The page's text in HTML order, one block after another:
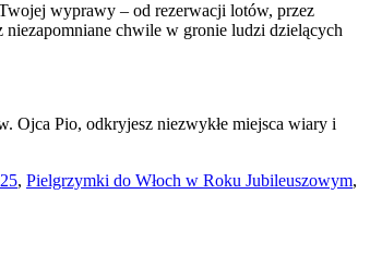
wyprawy – od rezerwacji lotów, przez
chwile w gronie ludzi dzielących
Ojca Pio, odkryjesz niezwykłe miejsca wiary i
, Pielgrzymki do Włoch w Roku Jubileuszowym,